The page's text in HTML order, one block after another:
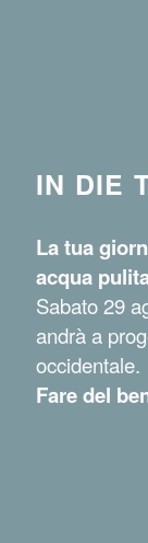
IN DIE
La tua
acqua
Sabato 29
andrà a
occidentale.
Fare del